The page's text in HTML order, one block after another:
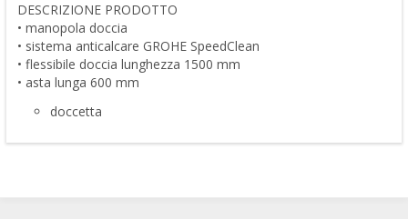
DESCRIZIONE PRODOTTO
• manopola doccia
• sistema anticalcare GROHE SpeedClean
• flessibile doccia lunghezza 1500 mm
• asta lunga 600 mm
doccetta